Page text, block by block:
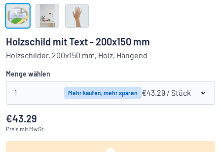
Das Gesuchte nicht gefunden? Schild hier entwerfen
Alle Kategorien anzeigen
Einloggen
Kundenservice
Privat
Holzschild mit Text - 200x150 mm
Holzschilder, 200x150 mm, Holz, Hängend
Menge wählen
1 Mehr kaufen, mehr sparen €43.29 / Stück
€43.29
Preis mit MwSt.